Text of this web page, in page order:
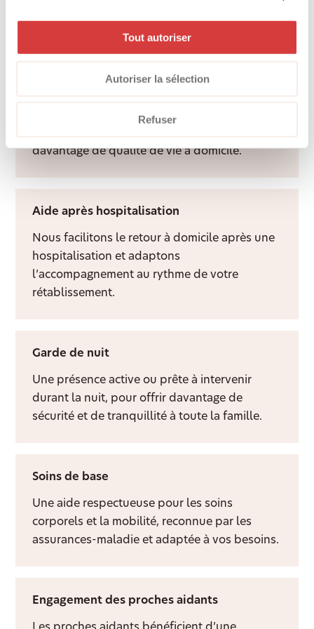
Tout autoriser
Autoriser la sélection
Refuser
Une présence attentive et un visage familier
davantage de qualité de vie à domicile.
Aide après hospitalisation
Nous facilitons le retour à domicile après une
hospitalisation et adaptons
l’accompagnement au rythme de votre
rétablissement.
Garde de nuit
Une présence active ou prête à intervenir
durant la nuit, pour offrir davantage de
sécurité et de tranquillité à toute la famille.
Soins de base
Une aide respectueuse pour les soins
corporels et la mobilité, reconnue par les
assurances-maladie et adaptée à vos besoins.
Engagement des proches aidants